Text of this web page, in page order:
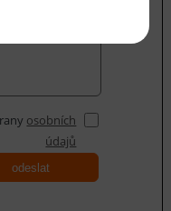
osobních
údajů
odeslat